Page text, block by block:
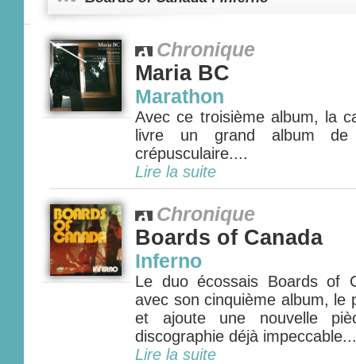
Chronique
Maria BC
Marathon
Avec ce troisième album, la
livre un grand album
crépusculaire....
Lire la suite
Chronique
Boards of Canada
Inferno
Le duo écossais Boards of
avec son cinquième album, le
et ajoute une nouvelle
discographie déjà
Lire la suite